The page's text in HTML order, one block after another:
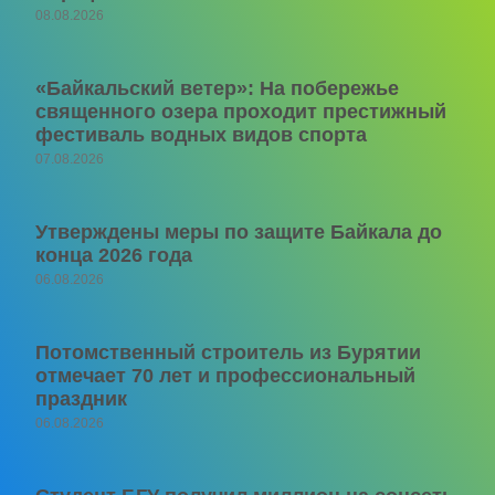
08.08.2026
«Байкальский ветер»: На побережье
священного озера проходит престижный
фестиваль водных видов спорта
07.08.2026
Утверждены меры по защите Байкала до
конца 2026 года
06.08.2026
Потомственный строитель из Бурятии
отмечает 70 лет и профессиональный
праздник
06.08.2026